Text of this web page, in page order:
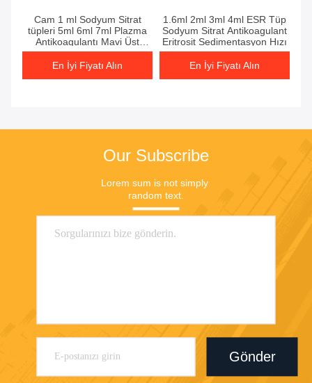
Cam 1 ml Sodyum Sitrat
tüpleri 5ml 6ml 7ml Plazma
Antikoagulantı Mavi Üst
tüpler
En İyi Fiyatı Alın
1.6ml 2ml 3ml 4ml ESR Tüp
Sodyum Sitrat Antikoagulant
Eritrosit Sedimentasyon Hızı
En İyi Fiyatı Alın
Our Subscribe
Lorem sum is not simply
random text.
Gönder